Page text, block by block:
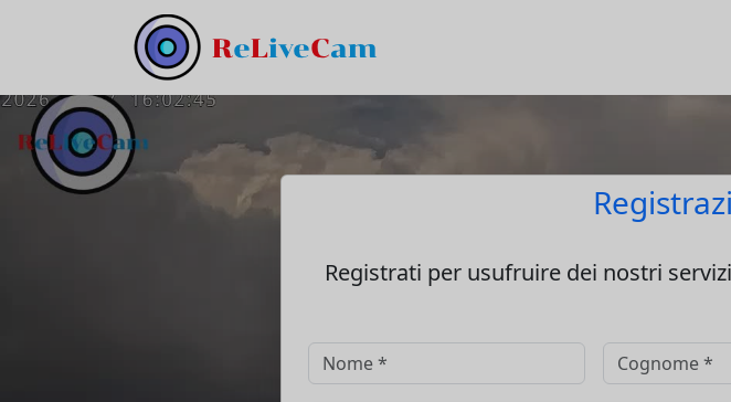
Registrati per usufruire dei nostri